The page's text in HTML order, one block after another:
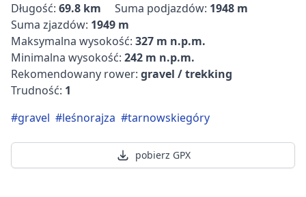
Długość: 69.8 km Suma podjazdów: 1948 m
Suma zjazdów: 1949 m
Maksymalna wysokość: 327 m n.p.m.
Minimalna wysokość: 242 m n.p.m.
Rekomendowany rower: gravel / trekking
Trudność: 1
#gravel #leśnorajza #tarnowskiegóry
pobierz GPX